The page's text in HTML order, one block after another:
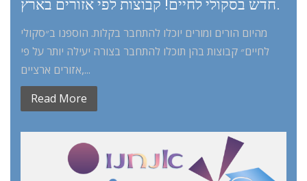
חדש בסקולי לחיים! קבוצות לפי אזורים בארץ.
מהיום הורים ומורים יוכלו להתחבר בקלות. הוספנו ב״סקולי
לחיים״ קבוצות בהן תוכלו להתחבר בצורה יעילה יותר על פי
אזורים ארציים,...
Read More